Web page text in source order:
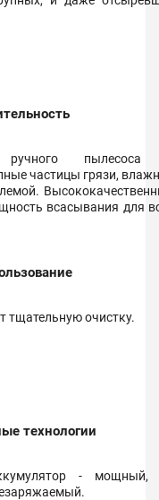
ручного
частицы грязи,
всасывания для
тщательную очистку.
технологии
- мощный,